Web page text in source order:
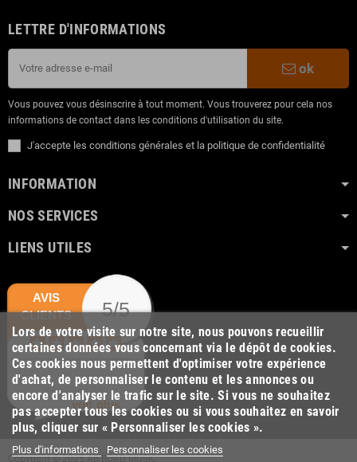
LETTRE D'INFORMATIONS
ok
Vous pouvez vous désinscrire à tout moment. Vous trouverez pour cela nos
informations de contact dans les conditions d'utilisation du site.
J'accepte les conditions générales et la politique de confidentialité
INFORMATION
NOS SERVICES
LIENS UTILES
Lors de votre visite sur notre site, nous pouvons recueillir
certaines données vous concernant via le dépôt de cookies.
Ces cookies nous permettent d'optimiser votre expérience
d'achat, de personnaliser le contenu et les annonces ou
encore d'analyser le trafic sur le site. Si vous ne souhaitez
pas accepter tous les cookies ou si vous souhaitez en savoir
plus, cliquer sur « Personnaliser les cookies ».
Plus d'informations Personnaliser les cookies
AVIS
CLIENTS
5/5
Quel accueil chaleureux et
agréable.Les...
voir plus
Copyright © 2025 AB ROAD MUSIC